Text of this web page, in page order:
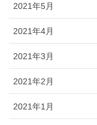
2021年5月
2021年4月
2021年3月
2021年2月
2021年1月